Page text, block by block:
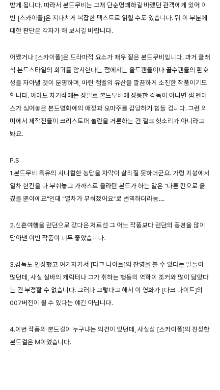
받게 됩니다. 따라서 본드무비는 그저 단순명쾌하길 바랬던 관객에게 있어 이
번 [스카이폴]은 지나치게 복잡한 텍스트로 읽힐 수도 있습니다. 뭐 이 부분에
대한 판단은 각자가 해 보시길 바랍니다.
어쨌거나 [스카이폴]은 드라마적 요소가 매우 짙은 본드무비입니다. 과거 클래
식 본드스타일의 회귀를 암시한다는 점에서는 올드팬들이나 골수팬들의 환호
성을 자아낼 것이 분명하며, 마틴 캠벨의 유산을 깔끔하게 소진한 작품이기도
합니다. 아마도 차기작에는 정말로 본드무비에 정통한 감독이 아니면 샘 멘데
스가 심어놓은 본드영화에의 애정과 오마주를 감당하기 힘들 겁니다. 그런 의
미에서 제작진들이 크리스토퍼 놀란을 거론하는 건 결코 헛소리가 아니라고
봐요.
P.S
1.본드무비 특유의 시니컬한 농담을 자막이 살리질 못하더군요. 가령 지붕에서
열차 한칸을 다 부숴놓고 가까스로 올라탄 본드가 하는 말은 "다른 칸으로 옮
겼을 뿐이에요"인데 "열차가 부숴졌어요"로 번역하더라능....
2.신혼여행을 런던으로 갔다온 저로선 그 어느 작품보다 런던의 풍경을 많이
담아낸 이번 작품이 너무 좋았습니다.
3.감독도 인정했고 여기저기서 [다크 나이트]의 잔영을 볼 수 있다는 말들이
많던데, 사실 실바의 캐릭터나 그가 취하는 행동의 역학이 조커와 많이 닮았다
는 건 부정할 수 없습니다. 그러나 그렇다고 해서 이 영화가 [다크 나이트]의
007버전이 될 수 있다는 얘긴 아닙니다.
4.이번 작품의 본드걸이 누구냐는 의견이 있던데, 사실상 [스카이폴]의 진정한
본드걸은 M이었습니다.